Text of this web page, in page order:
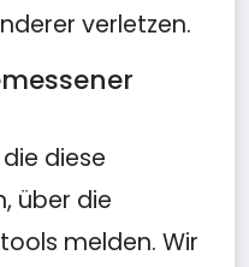
verletzen.
diese
über die
melden. Wir